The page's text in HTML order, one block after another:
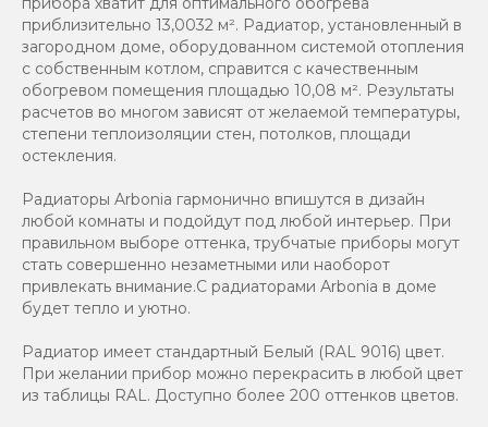
приблизительно 13,0032 м². Радиатор, установленный в
загородном доме, оборудованном системой отопления
с собственным котлом, справится с качественным
обогревом помещения площадью 10,08 м². Результаты
расчетов во многом зависят от желаемой температуры,
степени теплоизоляции стен, потолков, площади
остекления.
Радиаторы Arbonia гармонично впишутся в дизайн
любой комнаты и подойдут под любой интерьер. При
правильном выборе оттенка, трубчатые приборы могут
стать совершенно незаметными или наоборот
привлекать внимание.С радиаторами Аrbonia в доме
будет тепло и уютно.
Радиатор имеет стандартный Белый (RAL 9016) цвет.
При желании прибор можно перекрасить в любой цвет
из таблицы RAL. Доступно более 200 оттенков цветов.